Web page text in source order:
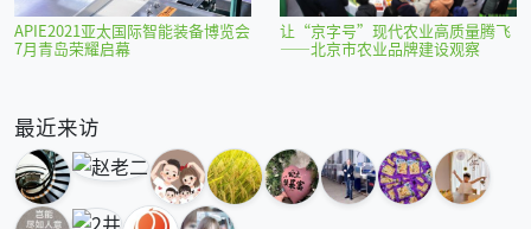
APIE2021亚太国际智能装备博览会
7月青岛荣耀启幕
让“京字号”现代农业高质量腾飞
——北京市农业品牌建设观察
最近来访